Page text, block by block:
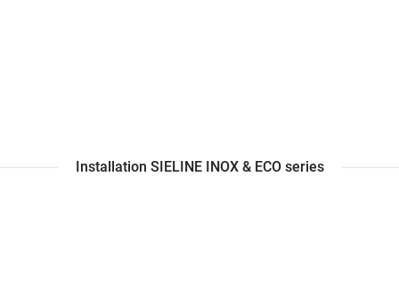
Installation SIELINE INOX & ECO series